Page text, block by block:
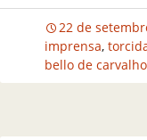
22 de
imprensa,
bello de carvalho